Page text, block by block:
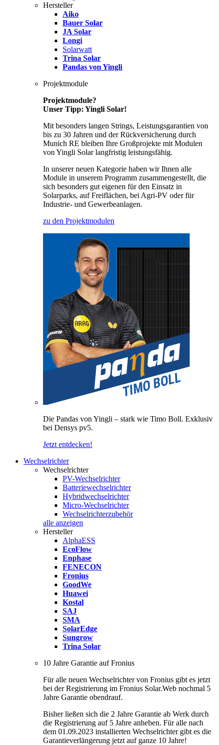
Hersteller
Aiko
Bauer Solar
JA Solar
Longi
Solarwatt
Trina Solar
Pandas von Yingli
Projektmodule
Projektmodule?
Unser Tipp: Yingli Solar!
Mit besonders langen Strings, Leistungsgarantien von
bis zu 30 Jahren und der Rückversicherung durch
Munich RE bleiben Ihre Großprojekte mit Modulen
von Yingli Solar langfristig leistungsfähig.
In unserer neuen Kategorie haben wir Ihnen alle
Module in unserem Programm zusammengestellt, die
sich besonders gut eigenen für den Einsatz in
Solarparks, auf Freiflächen, bei Agri-PV oder für
Industrie- und Gewerbeanlagen.
zu den Projektmodulen
Die Pandas von Yingli – stark wie Timo Boll. Exklusiv
bei Densys pv5.
Jetzt entdecken!
Wechselrichter
Wechselrichter
PV-Wechselrichter
Batteriewechselrichter
Hybridwechselrichter
Micro-Wechselrichter
Wechselrichterzubehör
alle anzeigen
Hersteller
AlphaESS
EcoFlow
Enphase
FENECON
Fronius
GoodWe
Huawei
Kostal
SAJ
SMA
SolarEdge
Sungrow
Trina Solar
10 Jahre Garantie auf Fronius
Für alle neuen Wechselrichter von Fronius gibt es jetzt
bei der Registrierung im Fronius Solar.Web nochmal 5
Jahre Garantie obendrauf.
Bisher ließen sich die 2 Jahre Garantie ab Werk durch
die Registrierung auf 5 Jahre anheben. Für alle nach
dem 01.09.2023 installierten Wechselrichter gibt es die
Garantieverlängerung jetzt auf ganze 10 Jahre!